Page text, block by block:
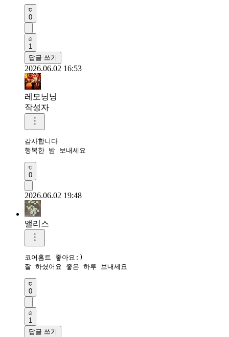
0
1
답글 쓰기
2026.06.02 16:53
레모닝닝
작성자
감사합니다
행복한 밤 보내세요
0
2026.06.02 19:48
앨리스
코어홈트 좋아요:)
잘 하셨어요 좋은 하루 보내세요
0
1
답글 쓰기